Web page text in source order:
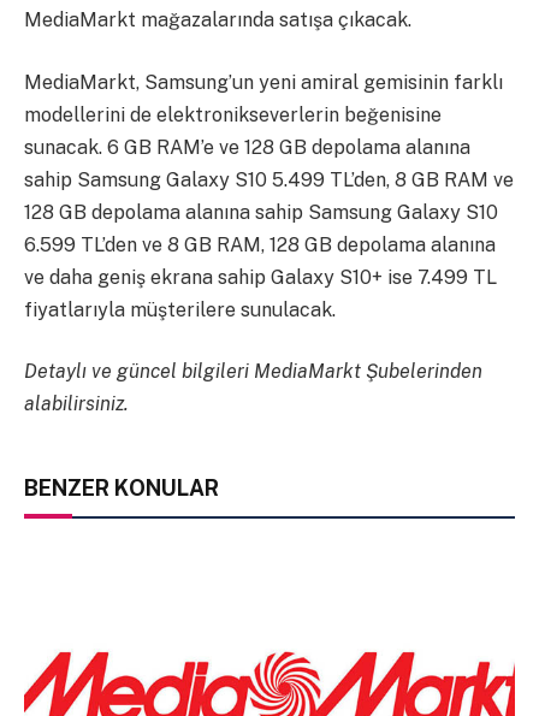
MediaMarkt mağazalarında satışa çıkacak.
MediaMarkt, Samsung’un yeni amiral gemisinin farklı
modellerini de elektronikseverlerin beğenisine
sunacak. 6 GB RAM’e ve 128 GB depolama alanına
sahip Samsung Galaxy S10 5.499 TL’den, 8 GB RAM ve
128 GB depolama alanına sahip Samsung Galaxy S10
6.599 TL’den ve 8 GB RAM, 128 GB depolama alanına
ve daha geniş ekrana sahip Galaxy S10+ ise 7.499 TL
fiyatlarıyla müşterilere sunulacak.
Detaylı ve güncel bilgileri MediaMarkt Şubelerinden
alabilirsiniz.
BENZER KONULAR